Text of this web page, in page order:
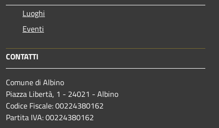
Luoghi
Eventi
CONTATTI
Comune di Albino
Piazza Libertà, 1 - 24021 - Albino
Codice Fiscale: 00224380162
Partita IVA: 00224380162